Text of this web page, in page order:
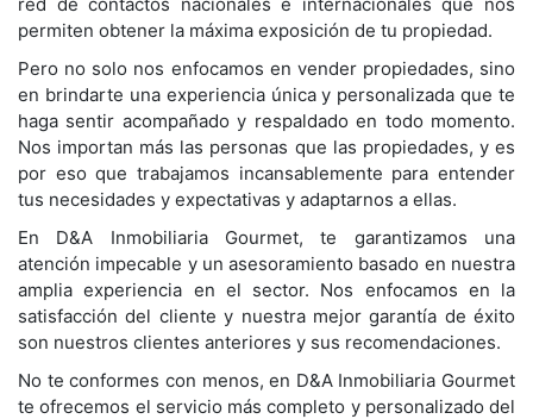
permiten obtener la máxima exposición de tu propiedad.
Pero no solo nos enfocamos en vender propiedades, sino
en brindarte una experiencia única y personalizada que te
haga sentir acompañado y respaldado en todo momento.
Nos importan más las personas que las propiedades, y es
por eso que trabajamos incansablemente para entender
tus necesidades y expectativas y adaptarnos a ellas.
En D&A Inmobiliaria Gourmet, te garantizamos una
atención impecable y un asesoramiento basado en nuestra
amplia experiencia en el sector. Nos enfocamos en la
satisfacción del cliente y nuestra mejor garantía de éxito
son nuestros clientes anteriores y sus recomendaciones.
No te conformes con menos, en D&A Inmobiliaria Gourmet
te ofrecemos el servicio más completo y personalizado del